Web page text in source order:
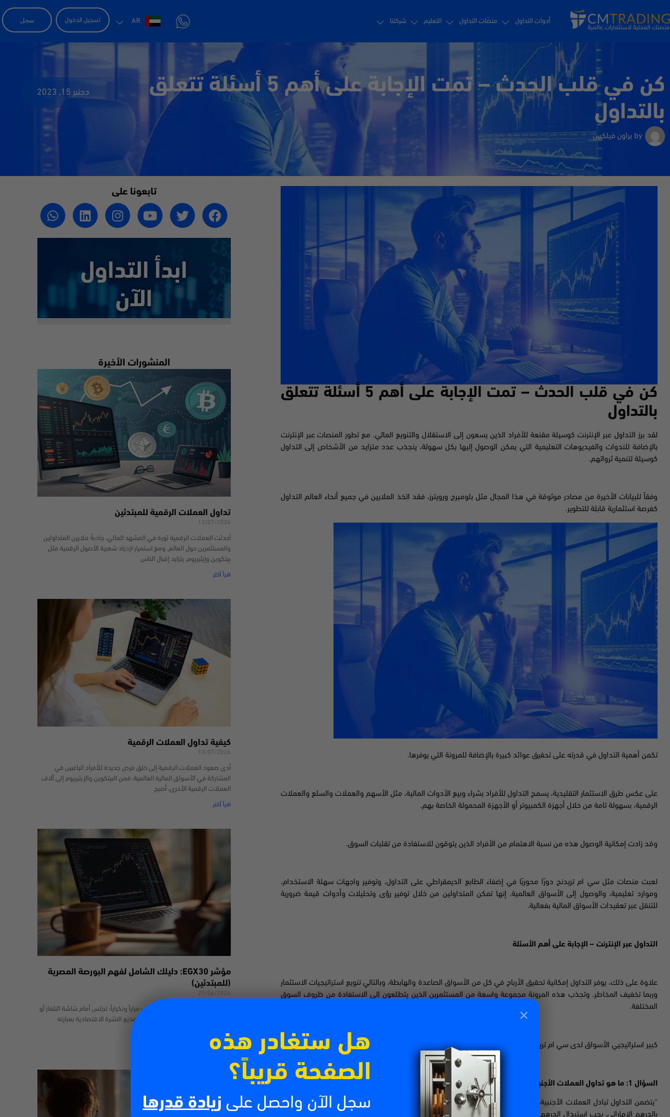
أدوات التداول منصّات التداول التعليم شركتنا AR تسجيل الدخول سجل
كن في قلب الحدث – تمت الإجابة على أهم 5 أسئلة تتعلق
بالتداول
by براون فيلكس
دجنبر 15, 2023
كن في قلب الحدث – تمت الإجابة على أهم 5 أسئلة تتعلق
بالتداول
لقد برز التداول عبر الإنترنت كوسيلة مقنعة للأفراد الذين يسعون إلى الاستقلال والتنويع المالي. مع تطور المنصات عبر الإنترنت
بالإضافة للندوات والفيديوهات التعليمية التي يمكن الوصول إليها بكل سهولة، ينجذب عدد متزايد من الأشخاص إلى التداول
كوسيلة لتنمية ثرواتهم.
وفقاً للبيانات الأخيرة من مصادر موثوقة في هذا المجال مثل بلومبرج ورويترز، فقد اتخذ الملايين في جميع أنحاء العالم التداول
كفرصة استثمارية قابلة للتطوير.
تكمن أهمية التداول في قدرته على تحقيق عوائد كبيرة بالإضافة للمرونة التي يوفرها.
على عكس طرق الاستثمار التقليدية، يسمح التداول للأفراد بشراء وبيع الأدوات المالية، مثل الأسهم والعملات والسلع والعملات
الرقمية، بسهولة تامة من خلال أجهزة الكمبيوتر أو الأجهزة المحمولة الخاصة بهم.
وقد زادت إمكانية الوصول هذه من نسبة الاهتمام من الأفراد الذين يتوقون للاستفادة من تقلبات السوق.
لعبت منصات مثل سي ام تريدنج دورًا محوريًا في إضفاء الطابع الديمقراطي على التداول، وتوفير واجهات سهلة الاستخدام،
وموارد تعليمية، والوصول إلى الأسواق العالمية. إنها تمكن المتداولين من خلال توفير رؤى وتحليلات وأدوات قيمة ضرورية
للتنقل عبر تعقيدات الأسواق المالية بفعالية.
التداول عبر الإنترنت – الإجابة على أهم الأسئلة
علاوة على ذلك، يوفر التداول إمكانية تحقيق الأرباح في كل من الأسواق الصاعدة والهابطة، وبالتالي تنويع استراتيجيات الاستثمار
وربما تخفيف المخاطر. وتجذب هذه المرونة مجموعة واسعة من المستثمرين الذين يتطلعون إلى الاستفادة من ظروف السوق
المختلفة.
كبير استراتيجيي الأسواق لدى سي ام تريدنج أجاب على أهم خمسة أسئلة تتعلق بالتداول:
السؤال 1: ما هو تداول العملات الأجنبية؟
“يتضمن التداول تبادل العملات الأجنبية، حيث يتم تداول العملة الأساسية بعملة أخرى. على سبيل المثال، عند السفر إلى أوروبا
بالدرهم الاماراتي، يجب استبدال الدرهم باليورو، مما يؤدي إلى معاملة مزدوجة لبيع الدرهم وشراء اليورو. من خلال القيام بذلك،
تابعونا على
ابدأ التداول
الآن
المنشورات الأخيرة
تداول العملات الرقمية للمبتدئين
13/07/2026
أحدثت العملات الرقمية ثورة في المشهد المالي، جاذبةً ملايين المتداولين
والمستثمرين حول العالم. ومع استمرار ازدياد شعبية الأصول الرقمية مثل
بيتكوين وإيثيريوم، يتزايد إقبال الناس
اقرأ أكثر
كيفية تداول العملات الرقمية
13/07/2026
أدى صعود العملات الرقمية إلى خلق فرص جديدة للأفراد الراغبين في
المشاركة في الأسواق المالية العالمية. فمن البيتكوين والإيثيريوم إلى آلاف
العملات الرقمية الأخرى، أصبح
اقرأ أكثر
مؤشر EGX30: دليلك الشامل لفهم البورصة المصرية
(للمبتدئين)
29/06/2026
من المؤكد أنك مررت بهذا الموقف مراراً وتكراراً؛ تجلس أمام شاشة التلفاز أو
تتصفح المواقع الإخبارية، ليطل عليك مذيع النشرة الاقتصادية بعبارته
اقرأ أكثر
هل ستغادر هذه
الصفحة قريباً؟
سجل الآن واحصل على زيادة قدرها